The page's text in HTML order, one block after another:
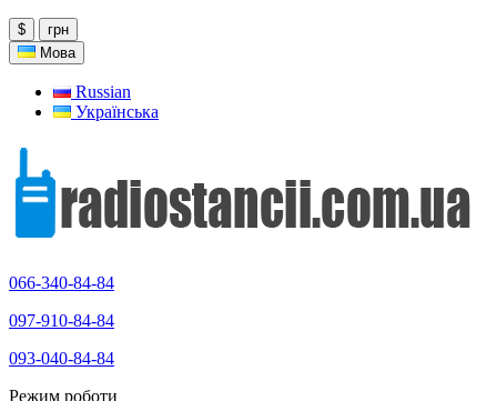
$
грн
Мова
Russian
Українська
066-340-84-84
097-910-84-84
093-040-84-84
Режим роботи